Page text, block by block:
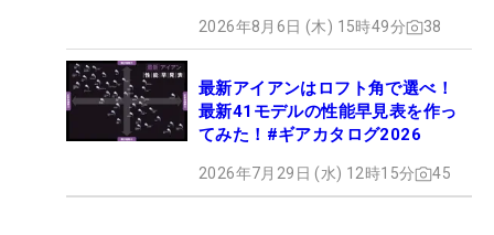
2026年8月6日 (木) 15時49分 38
最新アイアンはロフト角で選べ！
最新41モデルの性能早見表を作っ
てみた！#ギアカタログ2026
2026年7月29日 (水) 12時15分 45